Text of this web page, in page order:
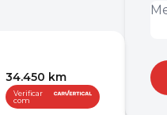
34.450 km
Verificar
com